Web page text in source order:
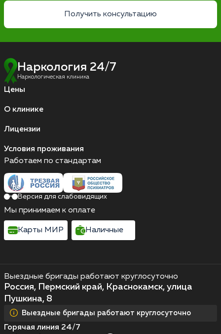
Получить консультацию
Наркология 24/7
Наркологическая клиника
Цены
О клинике
Лицензии
Условия проживания
Выездные бригады работают круглосуточно
Россия, Пермский край, Краснокамск, улица
Пушкина, 8
Выездные бригады работают круглосуточно
Горячая линия 24/7
Работаем по стандартам
Версия для слабовидящих
Мы принимаем к оплате
Карты МИР Наличные